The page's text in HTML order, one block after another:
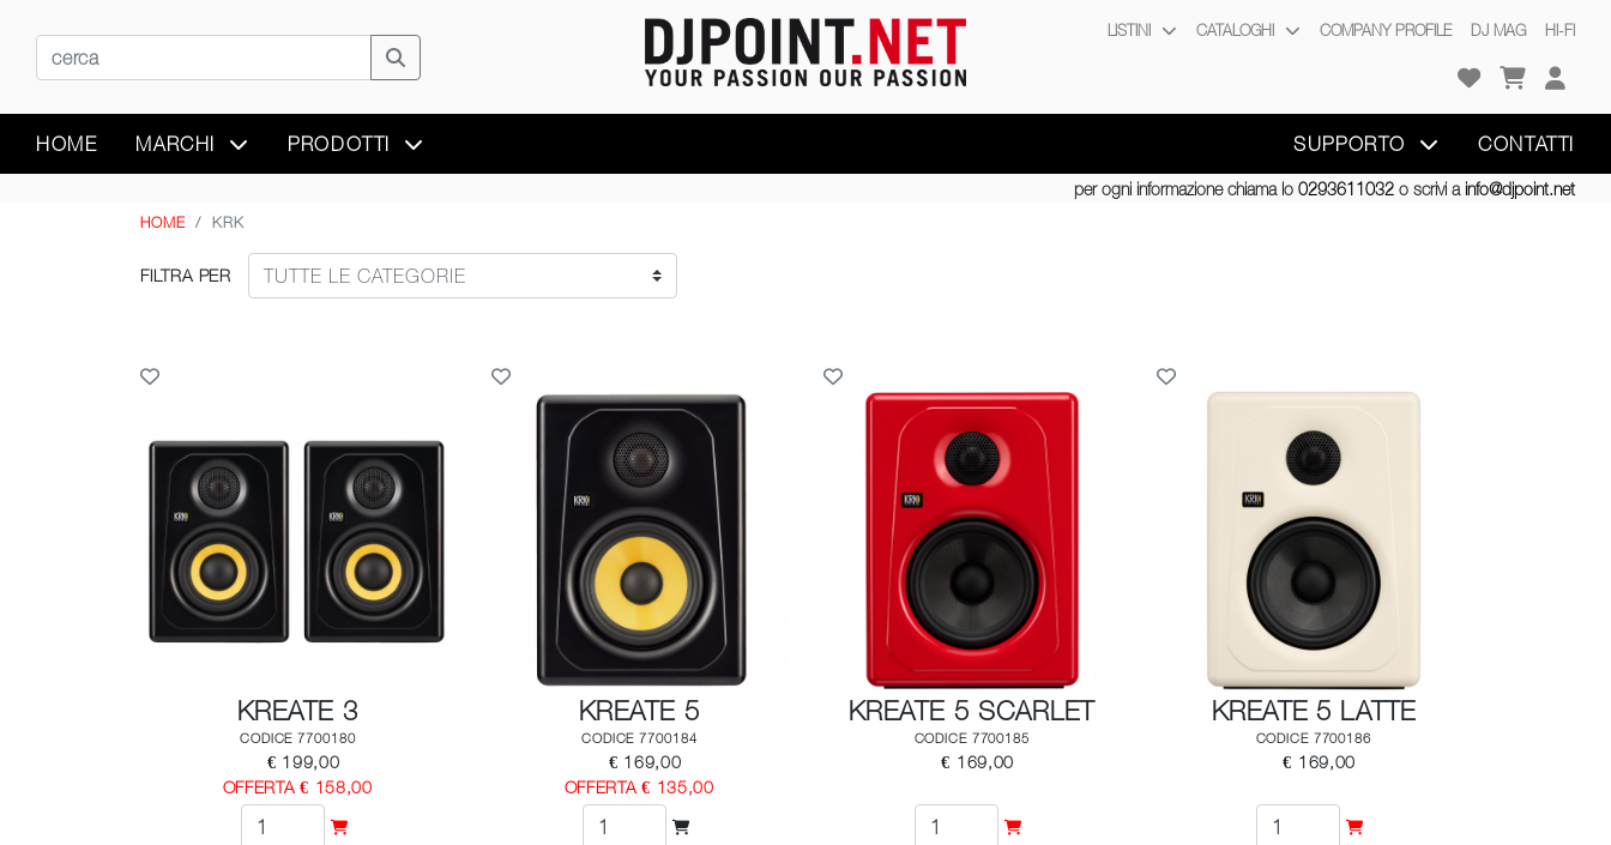
LISTINI CATALOGHI COMPANY PROFILE DJ MAG HI-FI
HOME MARCHI PRODOTTI SUPPORTO CONTATTI
per ogni informazione chiama lo 0293611032 o scrivi a info@djpoint.net
HOME KRK
FILTRA PER
KREATE 3
CODICE 7700180
€ 199,00
OFFERTA € 158,00
KREATE 5
CODICE 7700184
€ 169,00
OFFERTA € 135,00
KREATE 5 SCARLET
CODICE 7700185
€ 169,00
KREATE 5 LATTE
CODICE 7700186
€ 169,00